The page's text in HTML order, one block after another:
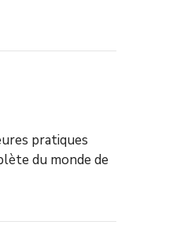
pratiques
du monde de